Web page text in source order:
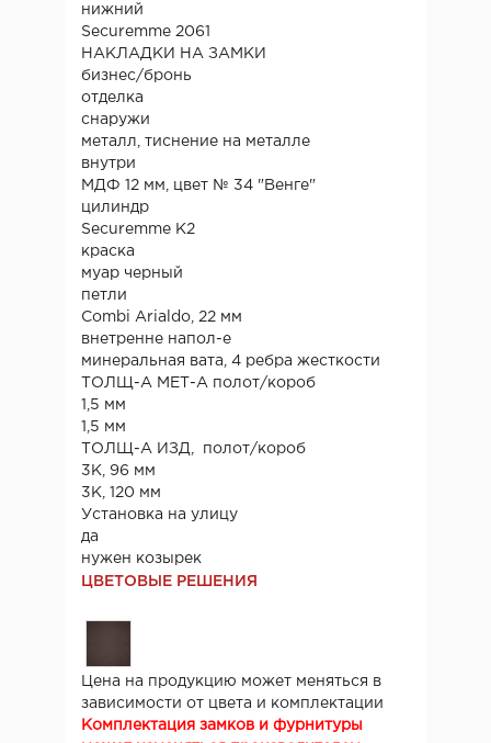
нижний
Securemme 2061
НАКЛАДКИ НА ЗАМКИ
бизнес/бронь
отделка
снаружи
металл, тиснение на металле
внутри
МДФ 12 мм, цвет № 34 "Венге"
цилиндр
Securemme K2
краска
муар черный
петли
Combi Arialdo, 22 мм
внетренне напол-е
минеральная вата, 4 ребра жесткости
ТОЛЩ-А МЕТ-А полот/короб
1,5 мм
1,5 мм
ТОЛЩ-А ИЗД, полот/короб
3К, 96 мм
3К, 120 мм
Установка на улицу
да
нужен козырек
ЦВЕТОВЫЕ РЕШЕНИЯ
Цена на продукцию может меняться в
зависимости от цвета и комплектации
Комплектация замков и фурнитуры